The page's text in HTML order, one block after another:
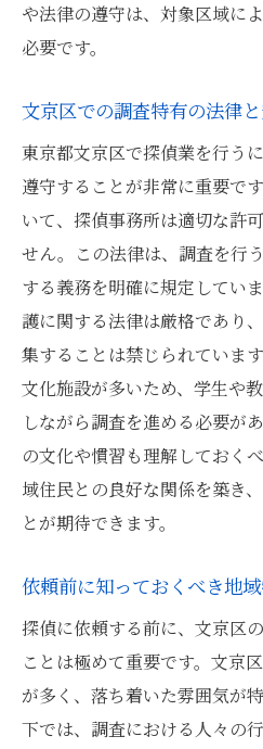
や法律の遵守は、対象区域に
必要です。
文京区での調査特有の法律
東京都文京区で探偵業を行う
遵守することが非常に重要で
いて、探偵事務所は適切な許
せん。この法律は、調査を行
する義務を明確に規定してい
護に関する法律は厳格であり
集することは禁じられていま
文化施設が多いため、学生や
しながら調査を進める必要が
の文化や慣習も理解しておく
域住民との良好な関係を築き
とが期待できます。
依頼前に知っておくべき地
探偵に依頼する前に、文京区
ことは極めて重要です。文京
が多く、落ち着いた雰囲気が
下では、調査における人々の